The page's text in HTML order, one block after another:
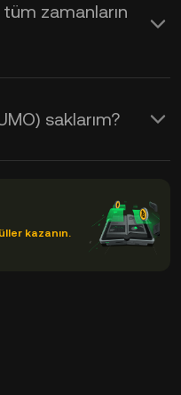
zamanların
saklarım?
kazanın.